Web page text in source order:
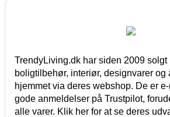
TrendyLiving.dk har siden 2009 solgt
boligtilbehør, interiør, designvarer og
hjemmet via deres webshop. De er
gode anmeldelser på Trustpilot,
alle varer. Klik her for at se deres